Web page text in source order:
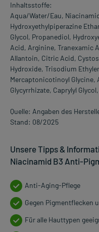
Inhaltsstoffe:
Aqua/Water/Eau,
Hydroxyethylpiperazine
Glycol, Propanediol,
Acid, Arginine, Tranexamic
Allantoin, Citric Acid,
Hydroxide, Trisodium
Mercaptonicotinoyl Glycine,
Glycyrrhizate, Caprylyl
Quelle: Angaben des
Stand: 08/2025
Unsere Tipps &
Niacinamid B3 Anti-
Anti-Aging-Pflege
Gegen Pigmentflecken
Für alle Hauttypen